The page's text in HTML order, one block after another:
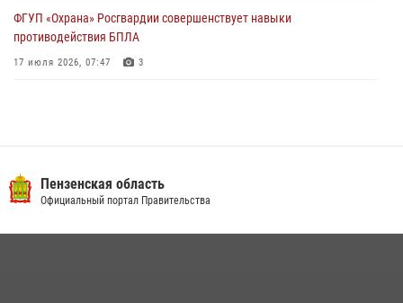
ФГУП «Охрана» Росгвардии совершенствует навыки
противодействия БПЛА
17 июля 2026, 07:47 3
Военнослужащие Росгвардии в Заречном приняли участие в
просветительской лекции Общества «Знание»
Пензенская область
Официальный портал Правительства